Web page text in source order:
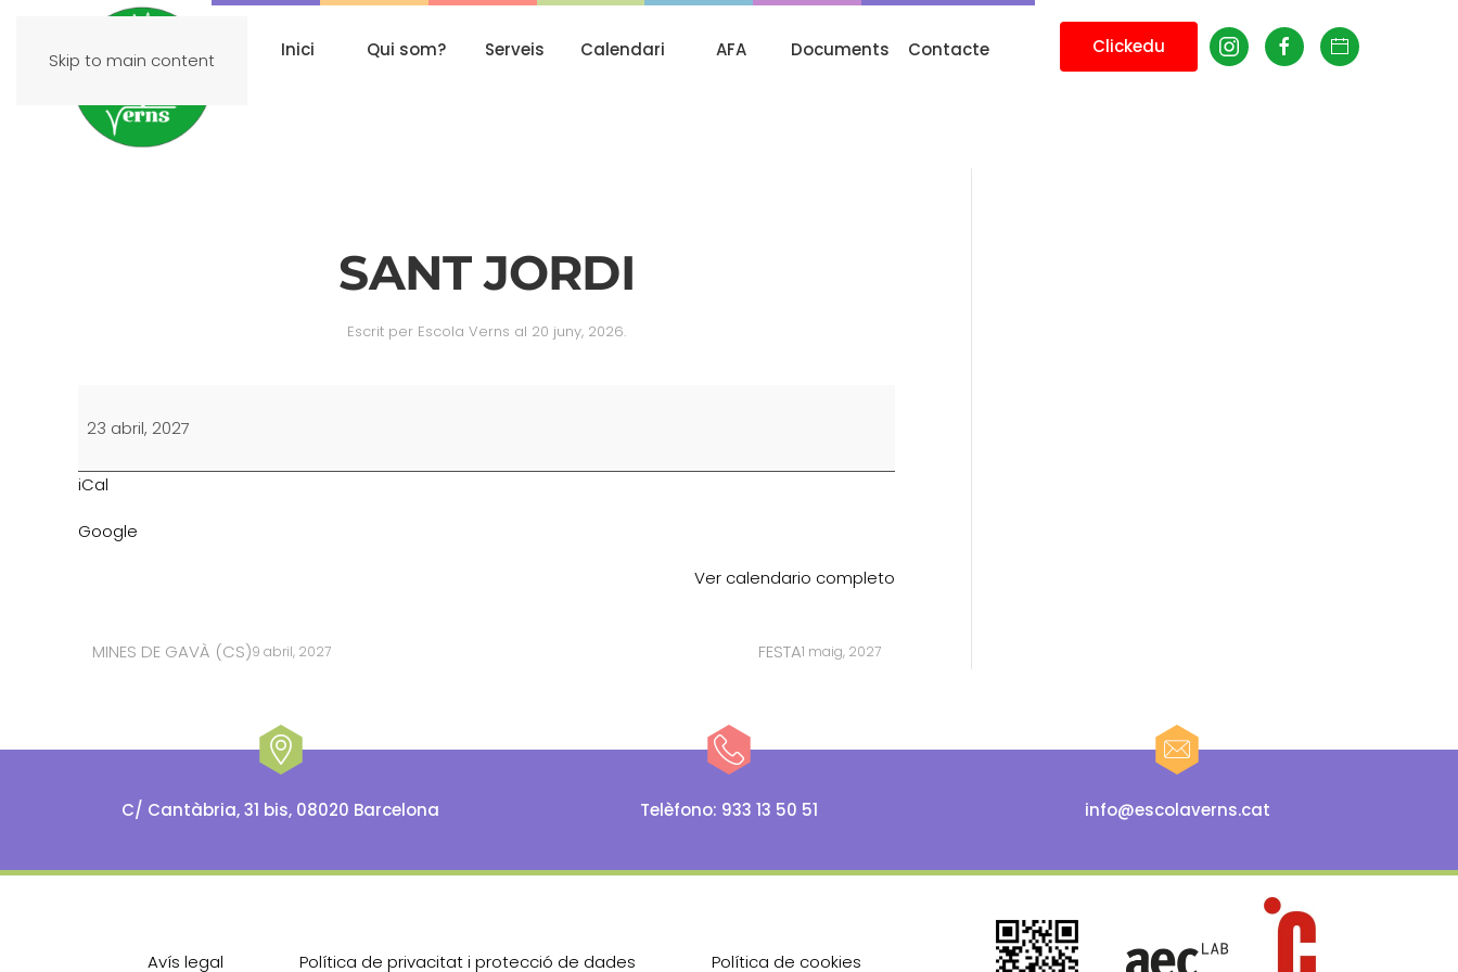
Skip to main content Inici Qui som? Serveis Calendari AFA Documents Contacte Clickedu
SANT JORDI
Escrit per Escola Verns al 20 juny, 2026.
JORDI
23 abril, 2027
iCal
Google
Ver calendario completo
MINES DE GAVÀ (CS)9 abril, 2027 FESTA1 maig, 2027
C/ Cantàbria, 31 bis, 08020 Barcelona Telèfono: 933 13 50 51 info@escolaverns.cat
Avís legal Política de privacitat i protecció de dades Política de cookies